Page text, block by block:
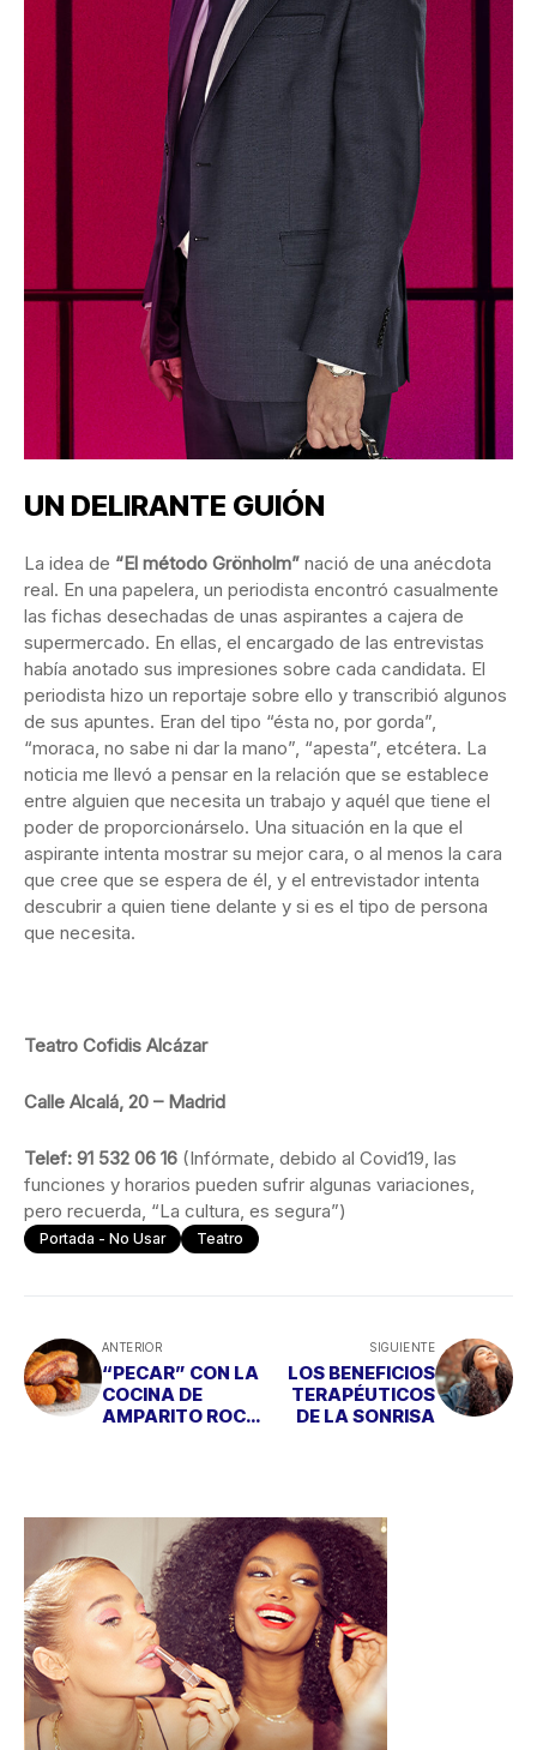
UN DELIRANTE GUIÓN
La idea de “El método Grönholm” nació de una anécdota
real. En una papelera, un periodista encontró casualmente
las fichas desechadas de unas aspirantes a cajera de
supermercado. En ellas, el encargado de las entrevistas
había anotado sus impresiones sobre cada candidata. El
periodista hizo un reportaje sobre ello y transcribió algunos
de sus apuntes. Eran del tipo “ésta no, por gorda”,
“moraca, no sabe ni dar la mano”, “apesta”, etcétera. La
noticia me llevó a pensar en la relación que se establece
entre alguien que necesita un trabajo y aquél que tiene el
poder de proporcionárselo. Una situación en la que el
aspirante intenta mostrar su mejor cara, o al menos la cara
que cree que se espera de él, y el entrevistador intenta
descubrir a quien tiene delante y si es el tipo de persona
que necesita.
Teatro Cofidis Alcázar
Calle Alcalá, 20 – Madrid
Telef: 91 532 06 16 (Infórmate, debido al Covid19, las
funciones y horarios pueden sufrir algunas variaciones,
pero recuerda, “La cultura, es segura”)
Portada - No Usar Teatro
ANTERIOR
“PECAR” CON LA
COCINA DE
AMPARITO ROCA
SIGUIENTE
LOS BENEFICIOS
TERAPÉUTICOS
DE LA SONRISA